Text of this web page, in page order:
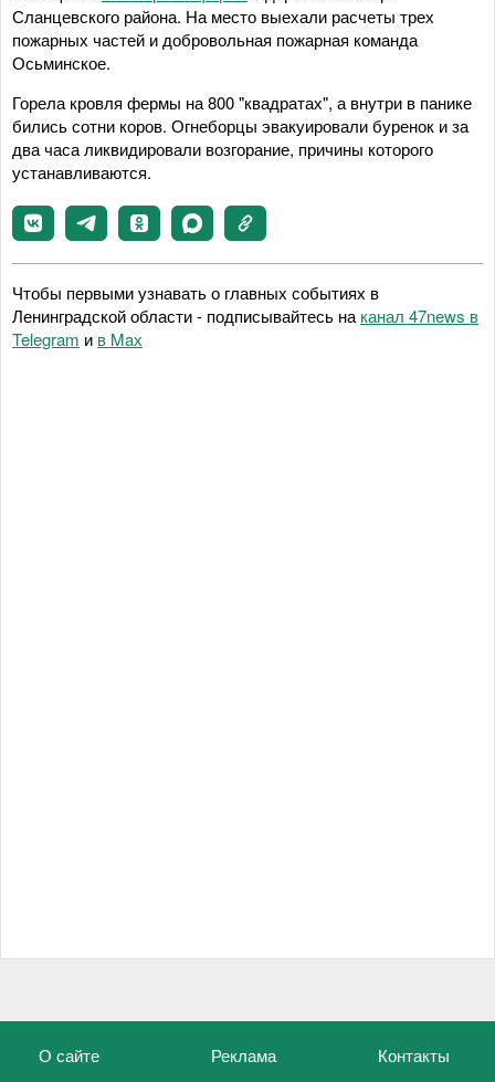
Сланцевского района. На место выехали расчеты трех
пожарных частей и добровольная пожарная команда
Осьминское.
Горела кровля фермы на 800 "квадратах", а внутри в панике
бились сотни коров. Огнеборцы эвакуировали буренок и за
два часа ликвидировали возгорание, причины которого
устанавливаются.
Чтобы первыми узнавать о главных событиях в
Ленинградской области - подписывайтесь на канал 47news в
Telegram и в Maх
О сайте Реклама Контакты